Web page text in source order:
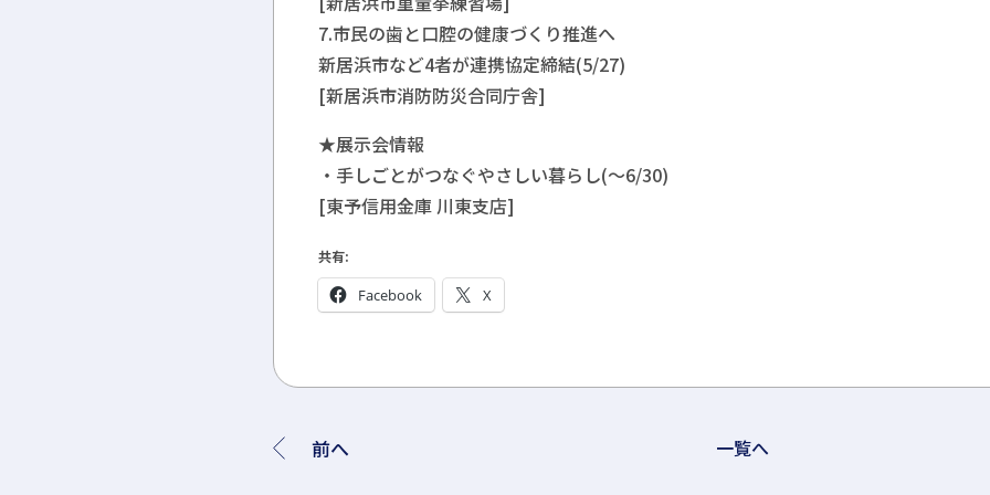
7.市民の歯と口腔の健康づくり推進へ
新居浜市など4者が連携協定締結(5/27)
[新居浜市消防防災合同庁舎]
★展示会情報
・手しごとがつなぐやさしい暮らし(～6/30)
[東予信用金庫 川東支店]
共有:
Facebook X
前へ 一覧へ